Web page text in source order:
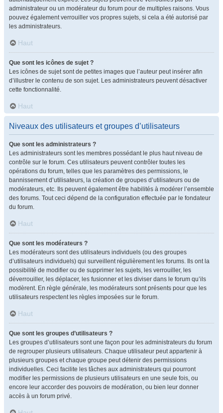
administrateur ou un modérateur du forum pour de multiples raisons. Vous
pouvez également verrouiller vos propres sujets, si cela a été autorisé par
les administrateurs.
Haut
Que sont les icônes de sujet ?
Les icônes de sujet sont de petites images que l’auteur peut insérer afin
d’illustrer le contenu de son sujet. Les administrateurs peuvent désactiver
cette fonctionnalité.
Haut
Niveaux des utilisateurs et groupes d’utilisateurs
Que sont les administrateurs ?
Les administrateurs sont les membres possédant le plus haut niveau de
contrôle sur le forum. Ces utilisateurs peuvent contrôler toutes les
opérations du forum, telles que les paramètres des permissions, le
bannissement d’utilisateurs, la création de groupes d’utilisateurs ou de
modérateurs, etc. Ils peuvent également être habilités à modérer l’ensemble
des forums. Tout ceci dépend de la configuration effectuée par le fondateur
du forum.
Haut
Que sont les modérateurs ?
Les modérateurs sont des utilisateurs individuels (ou des groupes
d’utilisateurs individuels) qui surveillent régulièrement les forums. Ils ont la
possibilité de modifier ou de supprimer les sujets, les verrouiller, les
déverrouiller, les déplacer, les fusionner et les diviser dans le forum qu’ils
modèrent. En règle générale, les modérateurs sont présents pour que les
utilisateurs respectent les règles imposées sur le forum.
Haut
Que sont les groupes d’utilisateurs ?
Les groupes d’utilisateurs sont une façon pour les administrateurs du forum
de regrouper plusieurs utilisateurs. Chaque utilisateur peut appartenir à
plusieurs groupes et chaque groupe peut détenir des permissions
individuelles. Ceci facilite les tâches aux administrateurs qui pourront
modifier les permissions de plusieurs utilisateurs en une seule fois, ou
encore leur accorder des pouvoirs de modération, ou bien leur donner
accès à un forum privé.